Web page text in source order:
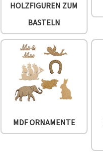
HOLZFIGUREN ZUM
BASTELN
MDF ORNAMENTE